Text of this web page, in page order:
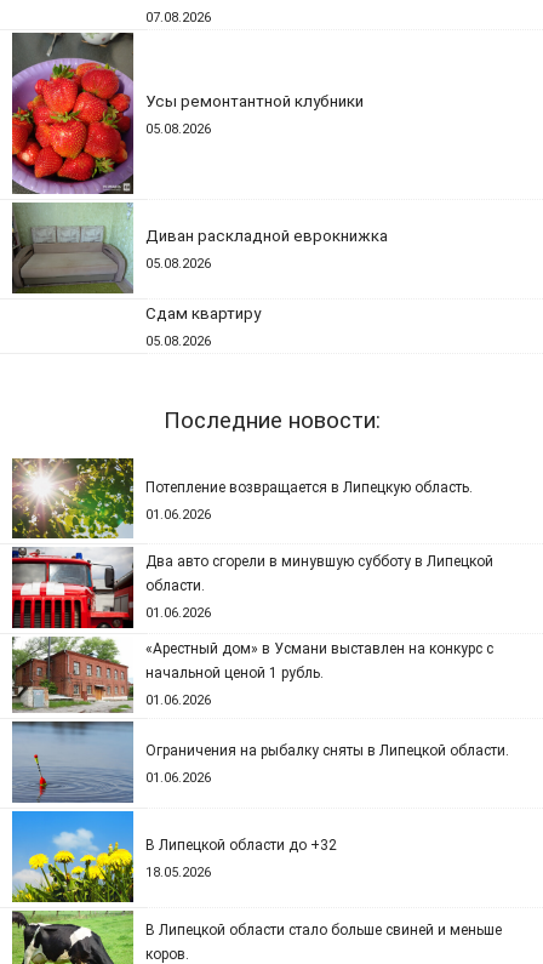
07.08.2026
Усы ремонтантной клубники
05.08.2026
Диван раскладной еврокнижка
05.08.2026
Сдам квартиру
05.08.2026
Последние новости:
Потепление возвращается в Липецкую область.
01.06.2026
Два авто сгорели в минувшую субботу в Липецкой
области.
01.06.2026
«Арестный дом» в Усмани выставлен на конкурс с
начальной ценой 1 рубль.
01.06.2026
Ограничения на рыбалку сняты в Липецкой области.
01.06.2026
В Липецкой области до +32
18.05.2026
В Липецкой области стало больше свиней и меньше
коров.